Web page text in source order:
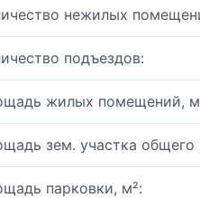
нежилых
подъездов:
жилых помещений,
зем. участка
парковки, м²: